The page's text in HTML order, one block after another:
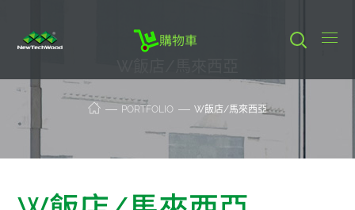
購物車
PORTFOLIO W飯店/馬來西亞